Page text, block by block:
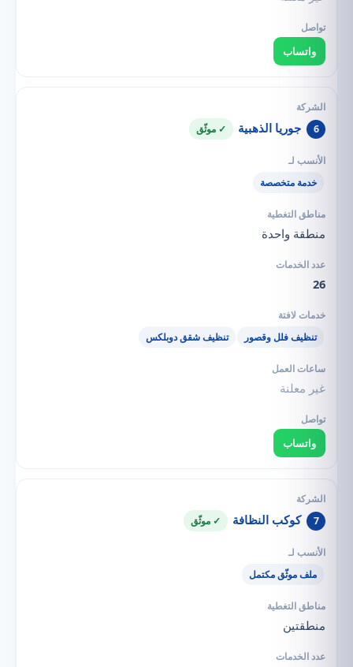
واتساب
6 جوريا الذهبية ✓ موثّق
خدمة متخصصة
منطقة واحدة
26
تنظيف فلل وقصور تنظيف شقق دوبلكس
غير معلنة
واتساب
7 كوكب النظافة ✓ موثّق
ملف موثّق مكتمل
منطقتين